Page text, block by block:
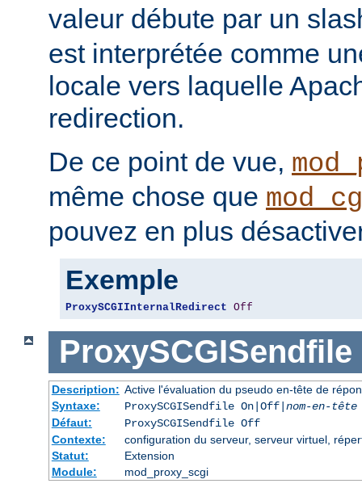
valeur débute par un
est interprétée comme
locale vers laquelle
redirection.
De ce point de vue,
même chose que
pouvez en plus
Exemple
ProxySCGIInternalRedirect Off
ProxySCGISendfile
Description: Active l'évaluation du pseudo en-tête de
Syntaxe:
ProxySCGISendfile On|Off| nom-en-tête
Défaut:
ProxySCGISendfile Off
Contexte:
configuration du serveur, serveur virtuel,
Statut:
Extension
Module:
mod_proxy_scgi